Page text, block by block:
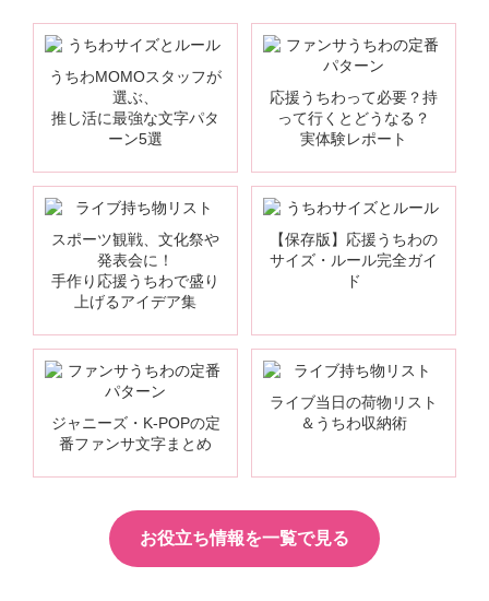
うちわMOMOスタッフが
選ぶ、
推し活に最強な文字パタ
ーン5選
応援うちわって必要？持
って行くとどうなる？
実体験レポート
スポーツ観戦、文化祭や
発表会に！
手作り応援うちわで盛り
上げるアイデア集
【保存版】応援うちわの
サイズ・ルール完全ガイ
ド
ジャニーズ・K-POPの定
番ファンサ文字まとめ
ライブ当日の荷物リスト
＆うちわ収納術
お役立ち情報を一覧で見る